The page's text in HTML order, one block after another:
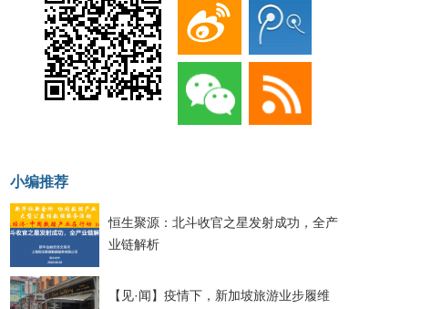
小编推荐
恒生聚源：北斗收官之星发射成功，全产
业链解析
【见·闻】疫情下，新加坡旅游业步履维